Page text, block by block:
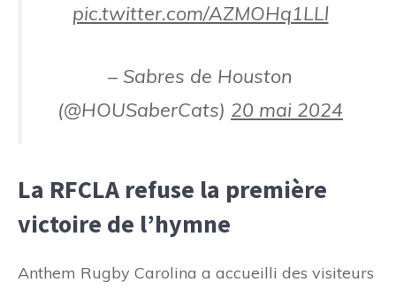
pic.twitter.com/AZMOHq1LLl
– Sabres de Houston
(@HOUSaberCats) 20 mai 2024
La RFCLA refuse la première
victoire de l’hymne
Anthem Rugby Carolina a accueilli des visiteurs